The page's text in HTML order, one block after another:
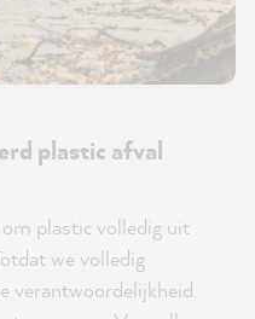
plastic afval
plastic volledig uit
we volledig
verantwoordelijkheid.